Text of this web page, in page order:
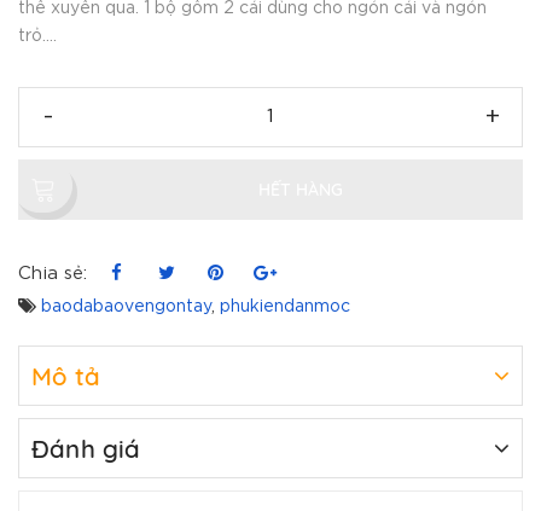
thể xuyên qua. 1 bộ gồm 2 cái dùng cho ngón cái và ngón
trỏ....
- +
Chia sẻ:
baodabaovengontay, phukiendanmoc
Mô tả
Đánh giá